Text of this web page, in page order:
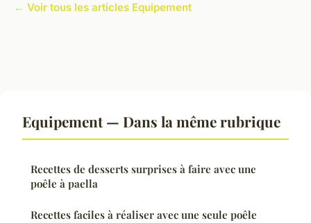
← Voir tous les articles Equipement
Equipement — Dans la même rubrique
Recettes de desserts surprises à faire avec une
poêle à paella
Recettes faciles à réaliser avec une seule poêle